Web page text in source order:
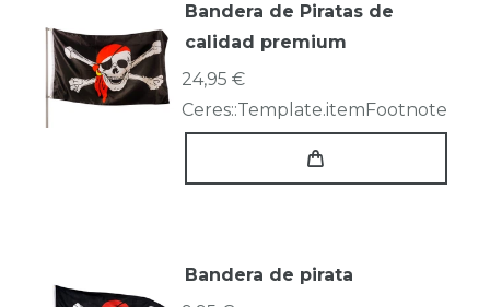
Bandera de Piratas de
calidad premium
24,95 €
Ceres::Template.itemFootnote
Bandera de pirata